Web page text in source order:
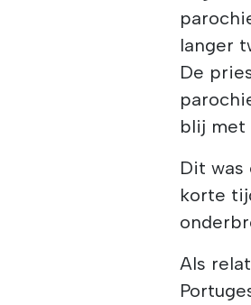
langer
De
blij met
Dit was
korte
Als